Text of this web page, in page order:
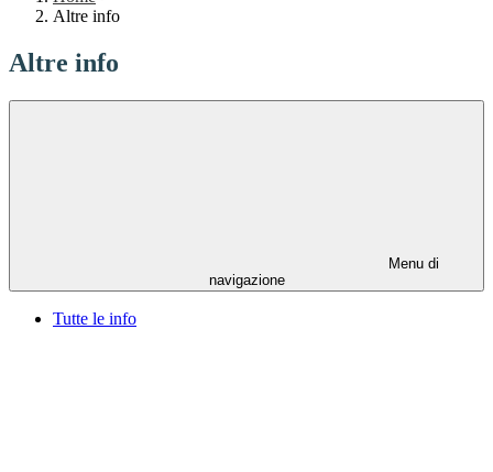
Altre info
Altre info
Menu di
navigazione
Tutte le info